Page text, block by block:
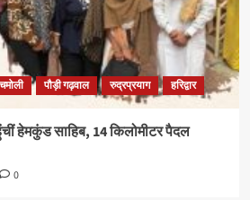
पौड़ी गढ़वाल रुद्रप्रयाग हरिद्वार
हेमकुंड साहिब, 14 किलोमीटर पैदल
0